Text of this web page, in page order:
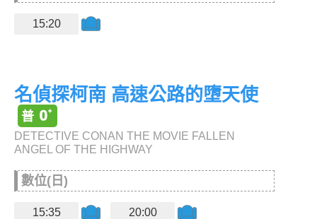
15:20
名偵探柯南 高速公路的墮天使
DETECTIVE CONAN THE MOVIE FALLEN
ANGEL OF THE HIGHWAY
數位(日)
15:35 20:00